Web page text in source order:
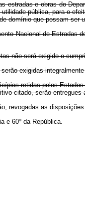
estradas e obras do
pública, para o
domínio que possam
Nacional de Estradas
não será exigido o
exigidas
retidas pelos
citado, serão
revogadas as
e 60º da República.